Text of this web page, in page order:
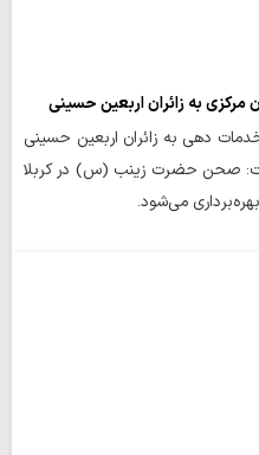
۸۵ موکب برای خدمات دهی به زائران اربعین حسینی
صحن حضرت زینب (س) در کربلا